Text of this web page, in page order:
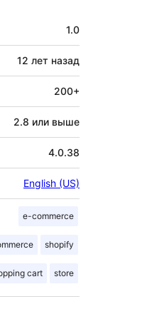
1.0
12 лет назад
200+
2.8 или выше
4.0.38
English (US)
e-commerce
shopify
cart store